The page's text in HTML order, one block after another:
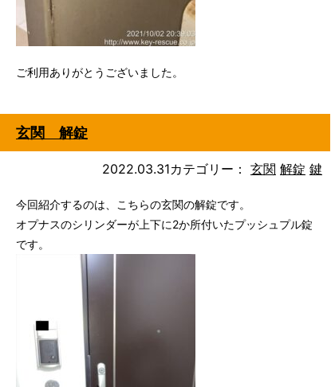
ご利用ありがとうございました。
玄関 解錠
2022.03.31カテゴリー： 玄関 解錠 鍵
今回紹介するのは、こちらの玄関の解錠です。
オプナスのシリンダーが上下に2か所付いたプッシュプル錠
です。